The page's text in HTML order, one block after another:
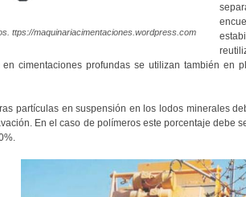
ttps://maquinariacimentaciones.wordpress.com
en cimentaciones profundas se utilizan también en
partículas en suspensión en los lodos minerales
En el caso de polímeros este porcentaje debe